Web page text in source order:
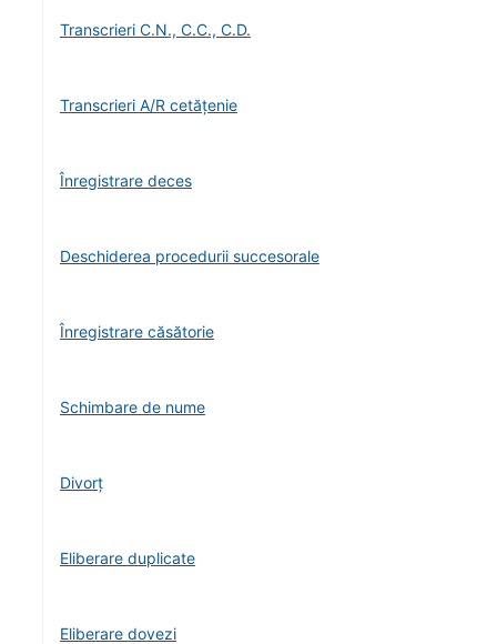
Transcrieri C.N., C.C., C.D.
Transcrieri A/R cetățenie
Înregistrare deces
Deschiderea procedurii succesorale
Înregistrare căsătorie
Schimbare de nume
Divorţ
Eliberare duplicate
Eliberare dovezi